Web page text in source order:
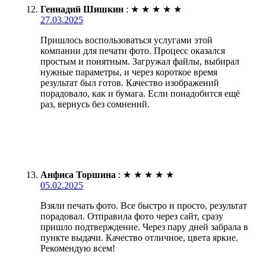
Геннадий Шишкин : ★ ★ ★ ★ ★
27.03.2025
Пришлось воспользоваться услугами этой
компании для печати фото. Процесс оказался
простым и понятным. Загружал файлы, выбирал
нужные параметры, и через короткое время
результат был готов. Качество изображений
порадовало, как и бумага. Если понадобится ещё
раз, вернусь без сомнений.
Анфиса Торшина : ★ ★ ★ ★ ★
05.02.2025
Взяли печать фото. Все быстро и просто, результат
порадовал. Отправила фото через сайт, сразу
пришло подтверждение. Через пару дней забрала в
пункте выдачи. Качество отличное, цвета яркие.
Рекомендую всем!